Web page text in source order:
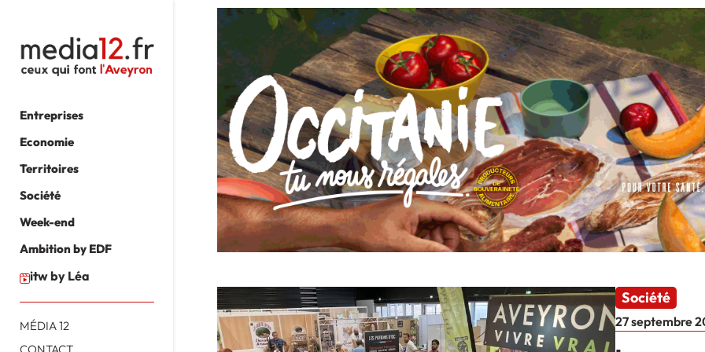
Entreprises
Economie
Territoires
Société
Week-end
Ambition by EDF
itw by Léa
MÉDIA 12
Société
27 septembre